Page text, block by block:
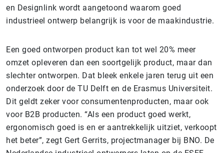
en Designlink wordt aangetoond waarom goed
industrieel ontwerp belangrijk is voor de maakindustrie.
Een goed ontworpen product kan tot wel 20% meer
omzet opleveren dan een soortgelijk product, maar dan
slechter ontworpen. Dat bleek enkele jaren terug uit een
onderzoek door de TU Delft en de Erasmus Universiteit.
Dit geldt zeker voor consumentenproducten, maar ook
voor B2B producten. “Als een product goed werkt,
ergonomisch goed is en er aantrekkelijk uitziet, verkoopt
het beter”, zegt Gert Gerrits, projectmanager bij BNO. De